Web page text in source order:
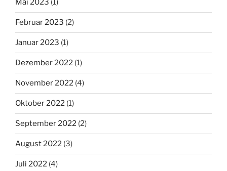
Mai 2023 (1)
Februar 2023 (2)
Januar 2023 (1)
Dezember 2022 (1)
November 2022 (4)
Oktober 2022 (1)
September 2022 (2)
August 2022 (3)
Juli 2022 (4)